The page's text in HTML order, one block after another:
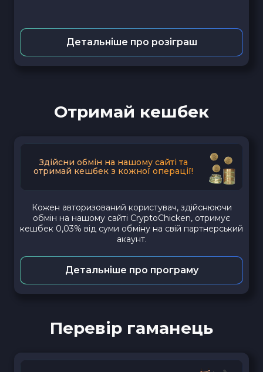
Детальніше про розіграш
Отримай кешбек
Здійсни обмін на нашому сайті та
отримай кешбек з кожної операції!
Кожен авторизований користувач, здійснюючи
обмін на нашому сайті CryptoChicken, отримує
кешбек 0,03% від суми обміну на свій партнерський
акаунт.
Детальніше про програму
Перевір гаманець